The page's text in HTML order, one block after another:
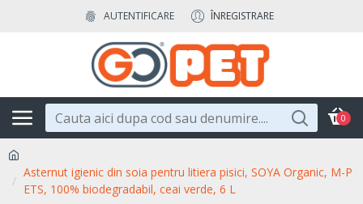
AUTENTIFICARE ÎNREGISTRARE
0
Asternut igienic din soia pentru litiera pisici, SOYA Organic, M-P
ETS, 100% biodegradabil, ceai verde, 6 L